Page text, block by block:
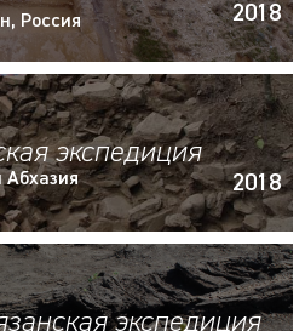
Россия
2018
экспедиция
Абхазия 2018
экспедиция